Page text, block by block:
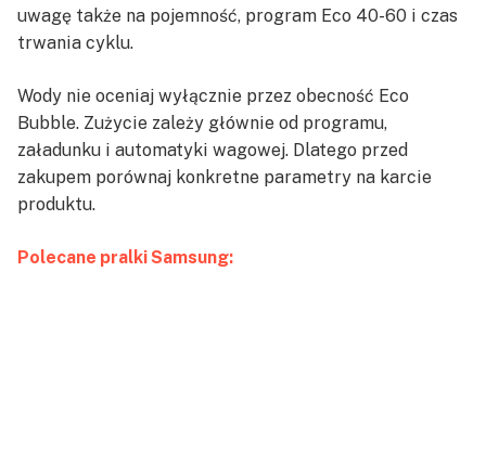
uwagę także na pojemność, program Eco 40-60 i czas
trwania cyklu.
Wody nie oceniaj wyłącznie przez obecność Eco
Bubble. Zużycie zależy głównie od programu,
załadunku i automatyki wagowej. Dlatego przed
zakupem porównaj konkretne parametry na karcie
produktu.
Polecane pralki Samsung: